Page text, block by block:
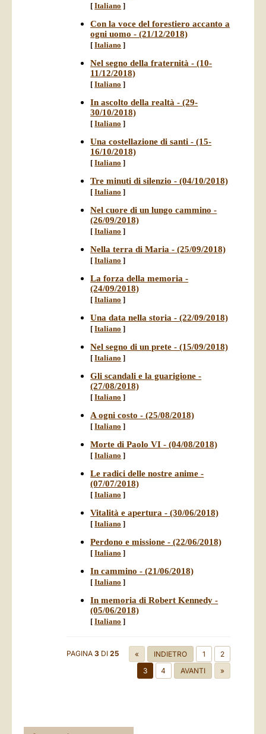
[Italiano ]
Con la voce del forestiero accanto a
ogni uomo - (21/12/2018)
[Italiano ]
Nel segno della fraternità - (10-
11/12/2018)
[Italiano ]
In ascolto della realtà - (29-
30/10/2018)
[Italiano ]
Una costellazione di santi - (15-
16/10/2018)
[Italiano ]
Tre minuti di silenzio - (04/10/2018)
[Italiano ]
Nel cuore di un lungo cammino -
(26/09/2018)
[Italiano ]
Nella terra di Maria - (25/09/2018)
[Italiano ]
La forza della memoria -
(24/09/2018)
[Italiano ]
Una data nella storia - (22/09/2018)
[Italiano ]
Nel segno di un prete - (15/09/2018)
[Italiano ]
Gli scandali e la guarigione -
(27/08/2018)
[Italiano ]
A ogni costo - (25/08/2018)
[Italiano ]
Morte di Paolo VI - (04/08/2018)
[Italiano ]
Le radici delle nostre anime -
(07/07/2018)
[Italiano ]
Vitalità e apertura - (30/06/2018)
[Italiano ]
Perdono e missione - (22/06/2018)
[Italiano ]
In cammino - (21/06/2018)
[Italiano ]
In memoria di Robert Kennedy -
(05/06/2018)
[Italiano ]
PAGINA3 DI25 « INDIETRO 1
2
3
4 AVANTI »